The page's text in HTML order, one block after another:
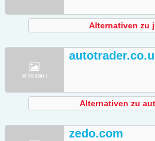
Alternativen zu
Alternativen zu
zedo.com